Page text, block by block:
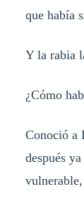
que había
Y la rabia
¿Cómo
Conoció a
después